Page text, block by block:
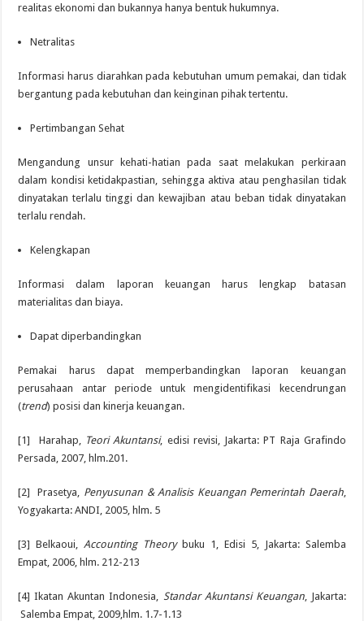
realitas ekonomi dan bukannya hanya bentuk hukumnya.
Netralitas
Informasi harus diarahkan pada kebutuhan umum pemakai, dan tidak
bergantung pada kebutuhan dan keinginan pihak tertentu.
Pertimbangan Sehat
Mengandung unsur kehati-hatian pada saat melakukan perkiraan
dalam kondisi ketidakpastian, sehingga aktiva atau penghasilan tidak
dinyatakan terlalu tinggi dan kewajiban atau beban tidak dinyatakan
terlalu rendah.
Kelengkapan
Informasi dalam laporan keuangan harus lengkap batasan
materialitas dan biaya.
Dapat diperbandingkan
Pemakai harus dapat memperbandingkan laporan keuangan
perusahaan antar periode untuk mengidentifikasi kecendrungan
(trend) posisi dan kinerja keuangan.
[1] Harahap, Teori Akuntansi, edisi revisi, Jakarta: PT Raja Grafindo
Persada, 2007, hlm.201.
[2] Prasetya, Penyusunan & Analisis Keuangan Pemerintah Daerah,
Yogyakarta: ANDI, 2005, hlm. 5
[3] Belkaoui, Accounting Theory buku 1, Edisi 5, Jakarta: Salemba
Empat, 2006, hlm. 212-213
[4] Ikatan Akuntan Indonesia, Standar Akuntansi Keuangan, Jakarta:
Salemba Empat, 2009,hlm. 1.7-1.13